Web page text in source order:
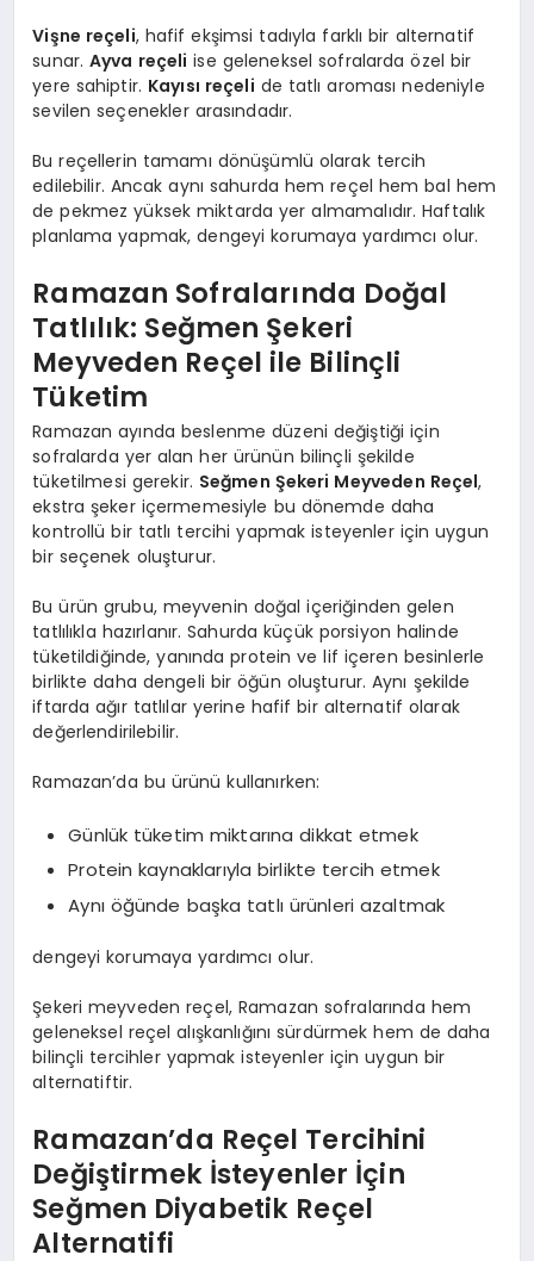
Vişne reçeli, hafif ekşimsi tadıyla farklı bir alternatif
sunar.Ayva reçeli ise geleneksel sofralarda özel bir
yere sahiptir. Kayısı reçeli de tatlı aroması nedeniyle
sevilen seçenekler arasındadır.
Bu reçellerin tamamı dönüşümlü olarak tercih
edilebilir. Ancak aynı sahurda hem reçel hem bal hem
de pekmez yüksek miktarda yer almamalıdır. Haftalık
planlama yapmak, dengeyi korumaya yardımcı olur.
Ramazan Sofralarında Doğal
Tatlılık: Seğmen Şekeri
Meyveden Reçel ile Bilinçli
Tüketim
Ramazan ayında beslenme düzeni değiştiği için
sofralarda yer alan her ürünün bilinçli şekilde
tüketilmesi gerekir. Seğmen Şekeri Meyveden Reçel,
ekstra şeker içermemesiyle bu dönemde daha
kontrollü bir tatlı tercihi yapmak isteyenler için uygun
bir seçenek oluşturur.
Bu ürün grubu, meyvenin doğal içeriğinden gelen
tatlılıkla hazırlanır. Sahurda küçük porsiyon halinde
tüketildiğinde, yanında protein ve lif içeren besinlerle
birlikte daha dengeli bir öğün oluşturur. Aynı şekilde
iftarda ağır tatlılar yerine hafif bir alternatif olarak
değerlendirilebilir.
Ramazan’da bu ürünü kullanırken:
Günlük tüketim miktarına dikkat etmek
Protein kaynaklarıyla birlikte tercih etmek
Aynı öğünde başka tatlı ürünleri azaltmak
dengeyi korumaya yardımcı olur.
Şekeri meyveden reçel, Ramazan sofralarında hem
geleneksel reçel alışkanlığını sürdürmek hem de daha
bilinçli tercihler yapmak isteyenler için uygun bir
alternatiftir.
Ramazan’da Reçel Tercihini
Değiştirmek İsteyenler İçin
Seğmen Diyabetik Reçel
Alternatifi